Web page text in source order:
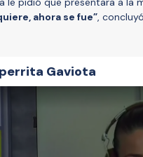
ahora se fue”,
Gaviota